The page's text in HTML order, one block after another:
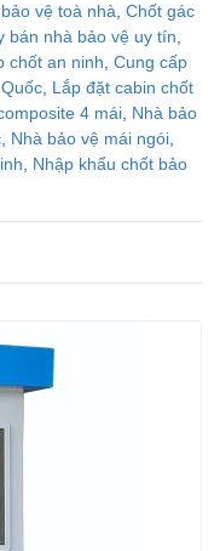
vệ toà nhà, Chốt gác
bán nhà bảo vệ uy tín,
chốt an ninh, Cung cấp
, Lắp đặt cabin chốt
4 mái, Nhà bảo
, Nhà bảo vệ mái ngói,
, Nhập khẩu chốt bảo